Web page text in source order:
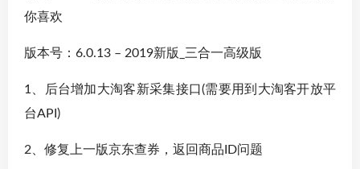
你喜欢
版本号：6.0.13 – 2019新版_三合一高级版
1、后台增加大淘客新采集接口(需要用到大淘客开放平
台API)
2、修复上一版京东查券，返回商品ID问题